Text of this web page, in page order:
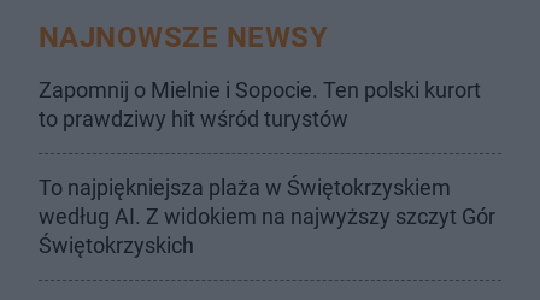
NAJNOWSZE NEWSY
Zapomnij o Mielnie i Sopocie. Ten polski kurort
to prawdziwy hit wśród turystów
To najpiękniejsza plaża w Świętokrzyskiem
według AI. Z widokiem na najwyższy szczyt Gór
Świętokrzyskich